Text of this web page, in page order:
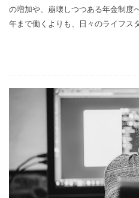
の増加や、崩壊しつつある年金制度
年まで働くよりも、日々のライフス